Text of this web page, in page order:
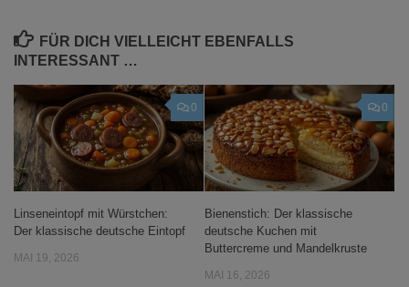
FÜR DICH VIELLEICHT EBENFALLS
INTERESSANT …
0
Linseneintopf mit Würstchen:
Der klassische deutsche Eintopf
MAI 19, 2026
0
Bienenstich: Der klassische
deutsche Kuchen mit
Buttercreme und Mandelkruste
MAI 16, 2026